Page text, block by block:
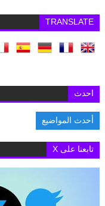
TRANSLATE
احدث
أحدث المواضيع
تابعنا على X